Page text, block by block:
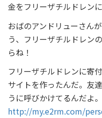
金をフリーザチルドレン
おばのアンドリューさん
う、フリーザチルドレン
らね！
フリーザチルドレンに寄
サイトを作ったんだ。友
うに呼びかけてるんだよ
http://my.e2rm.com/